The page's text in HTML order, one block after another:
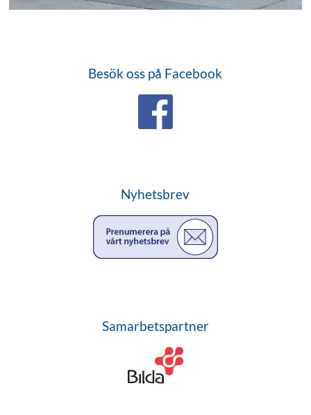
Besök oss på Facebook
Nyhetsbrev
Samarbetspartner